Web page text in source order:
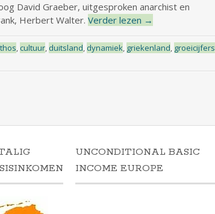
David Graeber, uitgesproken anarchist en
Herbert Walter. Verder lezen →
,cultuur, duitsland, dynamiek, griekenland, groeicijfers
UNCONDITIONAL BASIC
INCOME EUROPE